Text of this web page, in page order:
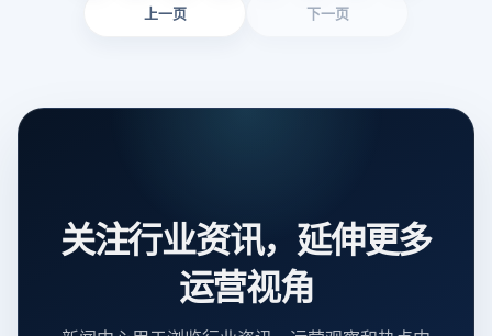
上一页 下一页
关注行业资讯，延伸更多
运营视角